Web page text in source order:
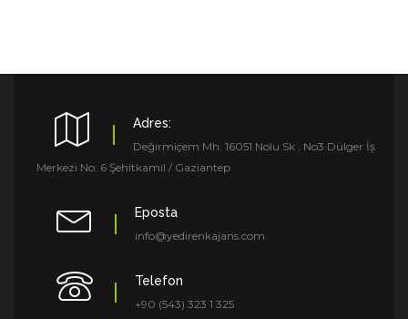
Adres:
Değirmiçem Mh. 16051 Nolu Sk . No3 Dülger İş
Merkezi No: 6 Şehitkamil / Gaziantep
Eposta
info@yedirenkajans.com
Telefon
+90 (543) 323 1 325